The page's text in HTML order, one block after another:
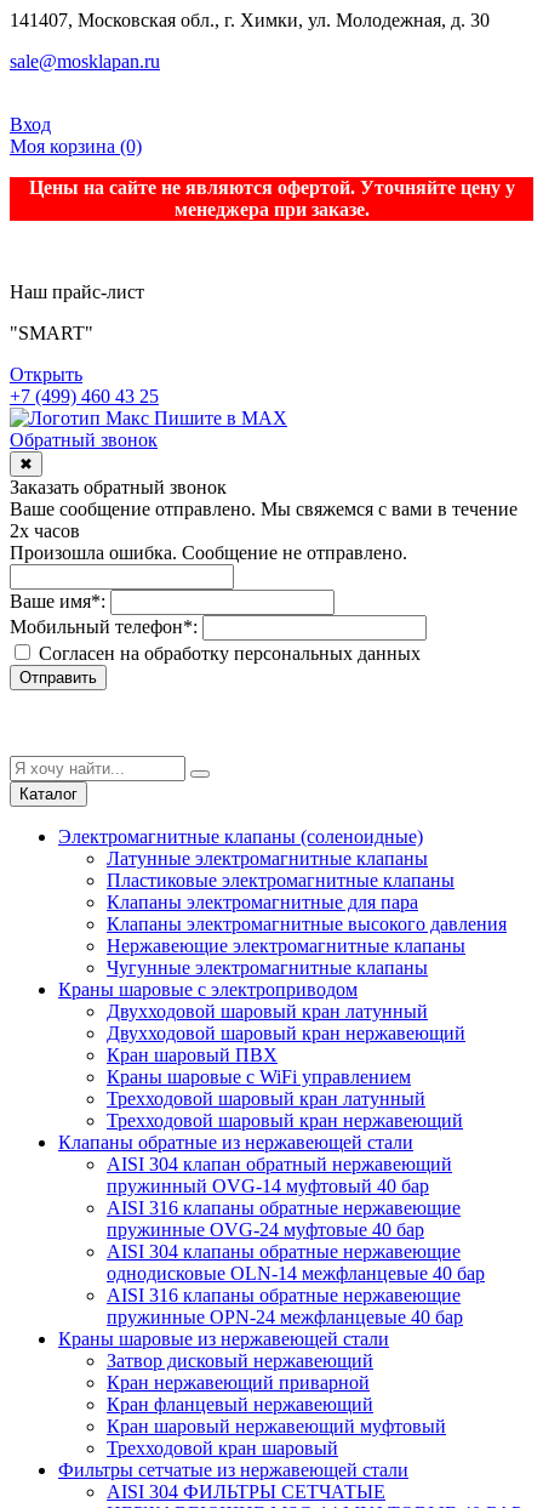
141407, Московская обл., г. Химки, ул. Молодежная, д. 30
sale@mosklapan.ru
Вход
Моя корзина (0)
Цены на сайте не являются офертой. Уточняйте цену у
менеджера при заказе.
Наш прайс-лист
"SMART"
Открыть
+7 (499) 460 43 25
Пишите в MAX
Обратный звонок
✖
Заказать обратный звонок
Ваше сообщение отправлено. Мы свяжемся с вами в течение
2х часов
Произошла ошибка. Сообщение не отправлено.
Ваше имя*:
Мобильный телефон*:
Согласен на обработку персональныx данных
Отправить
Каталог
Электромагнитные клапаны (соленоидные)
Латунные электромагнитные клапаны
Пластиковые электромагнитные клапаны
Клапаны электромагнитные для пара
Клапаны электромагнитные высокого давления
Нержавеющие электромагнитные клапаны
Чугунные электромагнитные клапаны
Краны шаровые с электроприводом
Двухходовой шаровый кран латунный
Двухходовой шаровый кран нержавеющий
Кран шаровый ПВХ
Краны шаровые с WiFi управлением
Трехходовой шаровый кран латунный
Трехходовой шаровый кран нержавеющий
Клапаны обратные из нержавеющей стали
AISI 304 клапан обратный нержавеющий
пружинный OVG-14 муфтовый 40 бар
AISI 316 клапаны обратные нержавеющие
пружинные OVG-24 муфтовые 40 бар
AISI 304 клапаны обратные нержавеющие
однодисковые OLN-14 межфланцевые 40 бар
AISI 316 клапаны обратные нержавеющие
пружинные OPN-24 межфланцевые 40 бар
Краны шаровые из нержавеющей стали
Затвор дисковый нержавеющий
Кран нержавеющий приварной
Кран фланцевый нержавеющий
Кран шаровый нержавеющий муфтовый
Трехходовой кран шаровый
Фильтры сетчатые из нержавеющей стали
AISI 304 ФИЛЬТРЫ СЕТЧАТЫЕ